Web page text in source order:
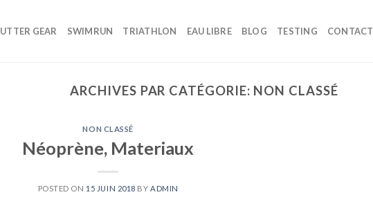
UTTER GEAR SWIMRUN TRIATHLON EAU LIBRE BLOG TESTING CONTACT
ARCHIVES PAR CATÉGORIE: NON CLASSÉ
NON CLASSÉ
Néoprène, Materiaux
POSTED ON 15 JUIN 2018 BYADMIN